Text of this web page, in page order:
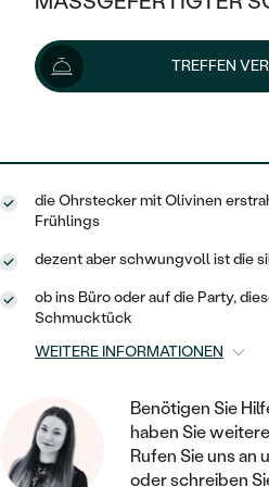
KLASSISCH
V-FORM
VINTAGE
AUSSERGEWÖHNLICHE
VON HAND GRAVIERTE
MIT MEHREREN
HALO
VINTAGE
AUSSERGEWÖHNLICH
GESTALTE EINEN RING
WÄHLE EINEN RING
DIAMANTEN ZUM
AUSVERKAUF
WENN SCHMUCK
NACH TYP
OHRRINGE
RINGE
ANHÄNGER / KETTEN
ARMBÄNDER
SCHMUCKSET
HERRENSCHMUCK
PLATIN
OHRSTECKER
MINIMALISTISCHE
OHRHÄNGER
HERZ
GOLD
SILBER
NACH STYL
SOLITÄR
ZUR GEBURT EINES
PERSONALISIERT
MIT STERNZEICHEN
MINIMALISTISCH
AUSVERKAUF
GOLD
SILBER
PLATIN
MINIMALISTISCHE
TREFFEN
123 €
die Ohrstecker mit Olivinen
Frühlings
dezent aber schwungvoll ist die
ob ins Büro oder auf die Party,
Schmucktück
WEITERE INFORMATIONEN
Benötigen Sie
haben Sie
Rufen Sie uns an
oder schreiben